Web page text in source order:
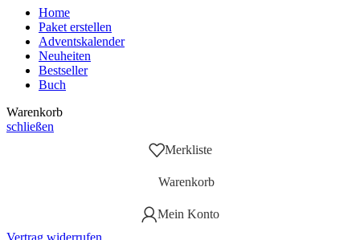
Home
Paket erstellen
Adventskalender
Neuheiten
Bestseller
Buch
Warenkorb
schließen
Merkliste
Warenkorb
Mein Konto
Vertrag widerrufen